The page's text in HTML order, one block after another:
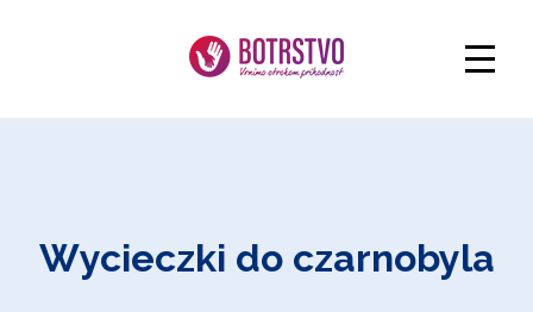
Wycieczki do czarnobyla